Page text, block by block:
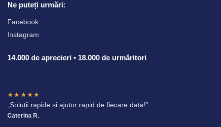
Ne puteți urmări:
Facebook
Instagram
14.000 de aprecieri • 18.000 de urmăritori
★★★★★
„Soluții rapide și ajutor rapid de fiecare data!”
Caterina R.